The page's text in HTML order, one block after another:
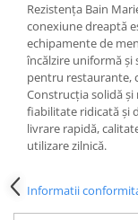
Rezistența Bain
conexiune dreaptă
echipamente de
încălzire uniformă
pentru restaurante,
Construcția solidă
fiabilitate ridicată și
livrare rapidă,
utilizare zilnică.
Informatii